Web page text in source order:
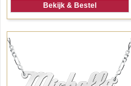
Bekijk & Bestel